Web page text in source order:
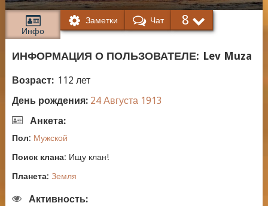
Инфо
Заметки Чат 8
ИНФОРМАЦИЯ О ПОЛЬЗОВАТЕЛЕ: Lev Muza
Возраст: 112 лет
День рождения: 24 Августа 1913
Анкета:
Пол: Мужской
Поиск клана: Ищу клан!
Планета: Земля
Активность: